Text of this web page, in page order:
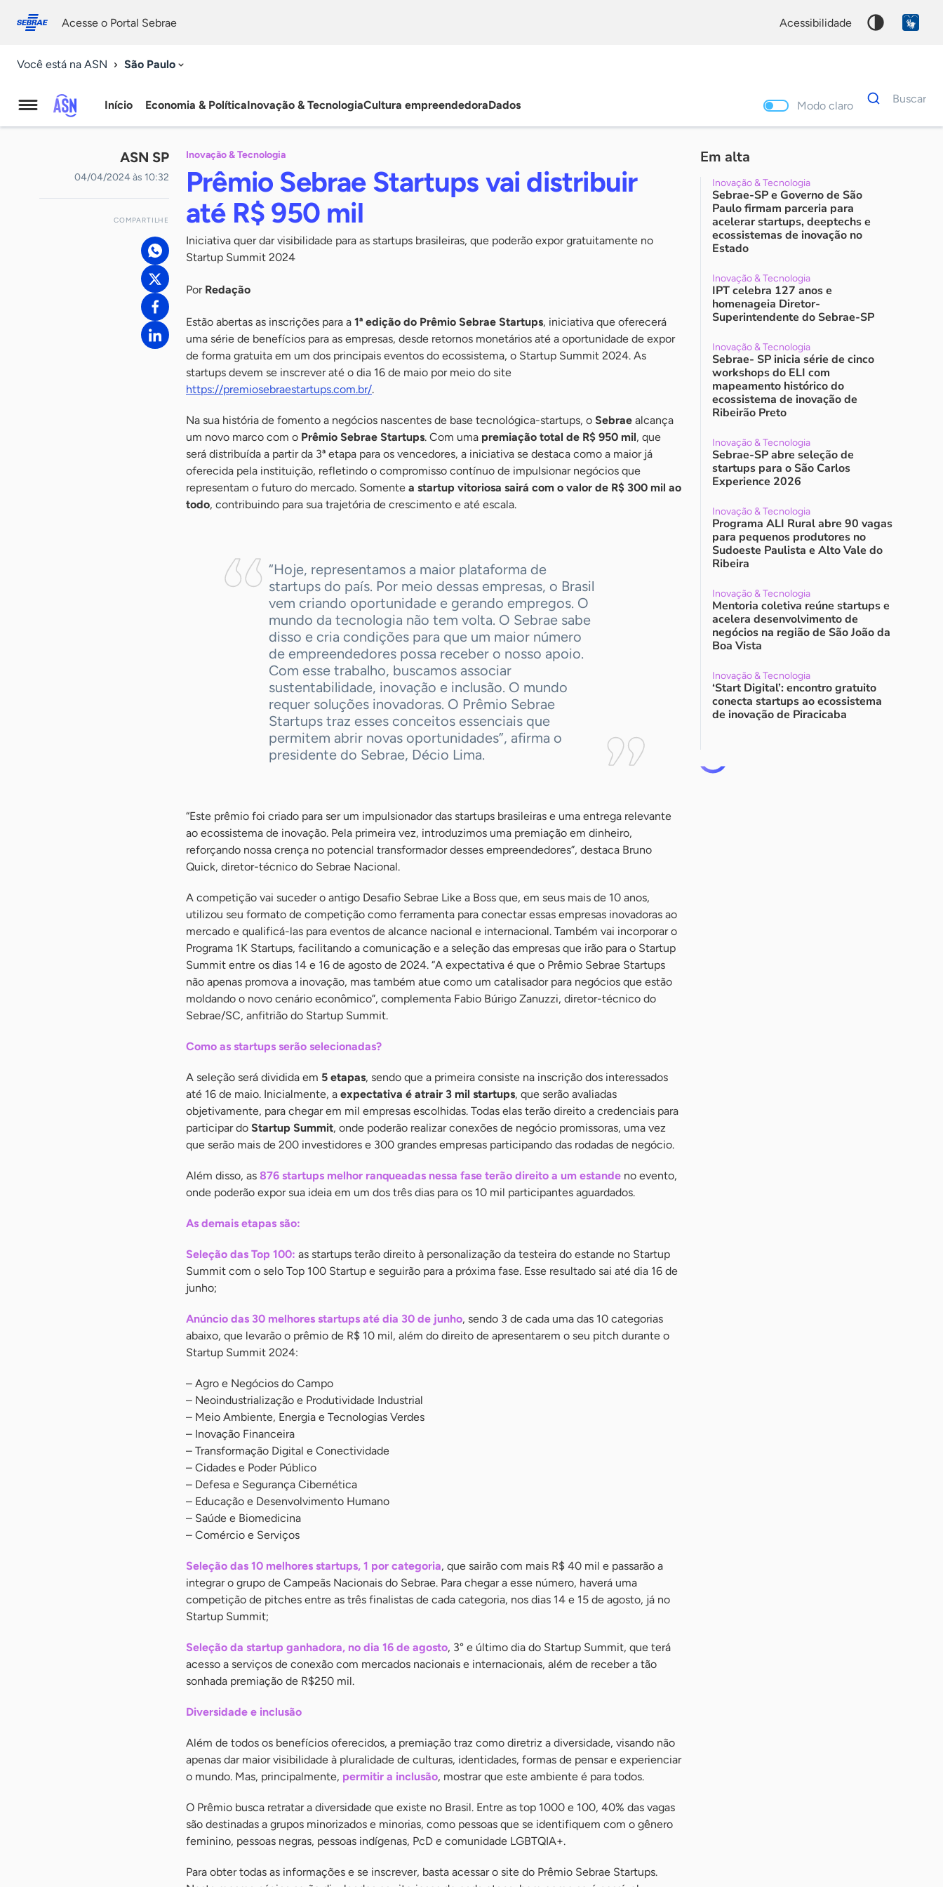
conosco
Acesse o Portal Sebrae acessibilidade
Você está na ASN São Paulo
Agência
Sebrae
de
Notícias
Início Economia & PolíticaInovação & TecnologiaCultura empreendedoraDados Modo claro
Dados
para
Buscar
ASN SP
04/04/2024 às 10:32
COMPARTILHE
Inovação & Tecnologia
Prêmio Sebrae Startups vai distribuir
até R$ 950 mil
Iniciativa quer dar visibilidade para as startups brasileiras, que poderão expor gratuitamente no
Startup Summit 2024
Por Redação
Estão abertas as inscrições para a 1ª edição do Prêmio Sebrae Startups, iniciativa que oferecerá
uma série de benefícios para as empresas, desde retornos monetários até a oportunidade de expor
de forma gratuita em um dos principais eventos do ecossistema, o Startup Summit 2024. As
startups devem se inscrever até o dia 16 de maio por meio do site
https://premiosebraestartups.com.br/.
Na sua história de fomento a negócios nascentes de base tecnológica-startups, o Sebrae alcança
um novo marco com o Prêmio Sebrae Startups. Com uma premiação total de R$ 950 mil, que
será distribuída a partir da 3ª etapa para os vencedores, a iniciativa se destaca como a maior já
oferecida pela instituição, refletindo o compromisso contínuo de impulsionar negócios que
representam o futuro do mercado. Somente a startup vitoriosa sairá com o valor de R$ 300 mil ao
todo, contribuindo para sua trajetória de crescimento e até escala.
“Hoje, representamos a maior plataforma de
startups do país. Por meio dessas empresas, o Brasil
vem criando oportunidade e gerando empregos. O
mundo da tecnologia não tem volta. O Sebrae sabe
disso e cria condições para que um maior número
de empreendedores possa receber o nosso apoio.
Com esse trabalho, buscamos associar
sustentabilidade, inovação e inclusão. O mundo
requer soluções inovadoras. O Prêmio Sebrae
Startups traz esses conceitos essenciais que
permitem abrir novas oportunidades”, afirma o
presidente do Sebrae, Décio Lima.
“Este prêmio foi criado para ser um impulsionador das startups brasileiras e uma entrega relevante
ao ecossistema de inovação. Pela primeira vez, introduzimos uma premiação em dinheiro,
reforçando nossa crença no potencial transformador desses empreendedores”, destaca Bruno
Quick, diretor-técnico do Sebrae Nacional.
A competição vai suceder o antigo Desafio Sebrae Like a Boss que, em seus mais de 10 anos,
utilizou seu formato de competição como ferramenta para conectar essas empresas inovadoras ao
mercado e qualificá-las para eventos de alcance nacional e internacional. Também vai incorporar o
Programa 1K Startups, facilitando a comunicação e a seleção das empresas que irão para o Startup
Summit entre os dias 14 e 16 de agosto de 2024. “A expectativa é que o Prêmio Sebrae Startups
não apenas promova a inovação, mas também atue como um catalisador para negócios que estão
moldando o novo cenário econômico”, complementa Fabio Búrigo Zanuzzi, diretor-técnico do
Sebrae/SC, anfitrião do Startup Summit.
Como as startups serão selecionadas?
A seleção será dividida em 5 etapas, sendo que a primeira consiste na inscrição dos interessados
até 16 de maio. Inicialmente, a expectativa é atrair 3 mil startups, que serão avaliadas
objetivamente, para chegar em mil empresas escolhidas. Todas elas terão direito a credenciais para
participar do Startup Summit, onde poderão realizar conexões de negócio promissoras, uma vez
que serão mais de 200 investidores e 300 grandes empresas participando das rodadas de negócio.
Além disso, as 876 startups melhor ranqueadas nessa fase terão direito a um estande no evento,
onde poderão expor sua ideia em um dos três dias para os 10 mil participantes aguardados.
As demais etapas são:
Seleção das Top 100: as startups terão direito à personalização da testeira do estande no Startup
Summit com o selo Top 100 Startup e seguirão para a próxima fase. Esse resultado sai até dia 16 de
junho;
Anúncio das 30 melhores startups até dia 30 de junho, sendo 3 de cada uma das 10 categorias
abaixo, que levarão o prêmio de R$ 10 mil, além do direito de apresentarem o seu pitch durante o
Startup Summit 2024:
– Agro e Negócios do Campo
– Neoindustrialização e Produtividade Industrial
– Meio Ambiente, Energia e Tecnologias Verdes
– Inovação Financeira
– Transformação Digital e Conectividade
– Cidades e Poder Público
– Defesa e Segurança Cibernética
– Educação e Desenvolvimento Humano
– Saúde e Biomedicina
– Comércio e Serviços
Seleção das 10 melhores startups, 1 por categoria, que sairão com mais R$ 40 mil e passarão a
integrar o grupo de Campeãs Nacionais do Sebrae. Para chegar a esse número, haverá uma
competição de pitches entre as três finalistas de cada categoria, nos dias 14 e 15 de agosto, já no
Startup Summit;
Seleção da startup ganhadora, no dia 16 de agosto, 3° e último dia do Startup Summit, que terá
acesso a serviços de conexão com mercados nacionais e internacionais, além de receber a tão
sonhada premiação de R$250 mil.
Diversidade e inclusão
Além de todos os benefícios oferecidos, a premiação traz como diretriz a diversidade, visando não
apenas dar maior visibilidade à pluralidade de culturas, identidades, formas de pensar e experienciar
o mundo. Mas, principalmente, permitir a inclusão, mostrar que este ambiente é para todos.
O Prêmio busca retratar a diversidade que existe no Brasil. Entre as top 1000 e 100, 40% das vagas
são destinadas a grupos minorizados e minorias, como pessoas que se identifiquem com o gênero
feminino, pessoas negras, pessoas indígenas, PcD e comunidade LGBTQIA+.
Para obter todas as informações e se inscrever, basta acessar o site do Prêmio Sebrae Startups.
Em alta
Inovação & Tecnologia
Sebrae-SP e Governo de São
Paulo firmam parceria para
acelerar startups, deeptechs e
ecossistemas de inovação no
Estado
Inovação & Tecnologia
IPT celebra 127 anos e
homenageia Diretor-
Superintendente do Sebrae-SP
Inovação & Tecnologia
Sebrae- SP inicia série de cinco
workshops do ELI com
mapeamento histórico do
ecossistema de inovação de
Ribeirão Preto
Inovação & Tecnologia
Sebrae-SP abre seleção de
startups para o São Carlos
Experience 2026
Inovação & Tecnologia
Programa ALI Rural abre 90 vagas
para pequenos produtores no
Sudoeste Paulista e Alto Vale do
Ribeira
Inovação & Tecnologia
Mentoria coletiva reúne startups e
acelera desenvolvimento de
negócios na região de São João da
Boa Vista
Inovação & Tecnologia
‘Start Digital’: encontro gratuito
conecta startups ao ecossistema
de inovação de Piracicaba